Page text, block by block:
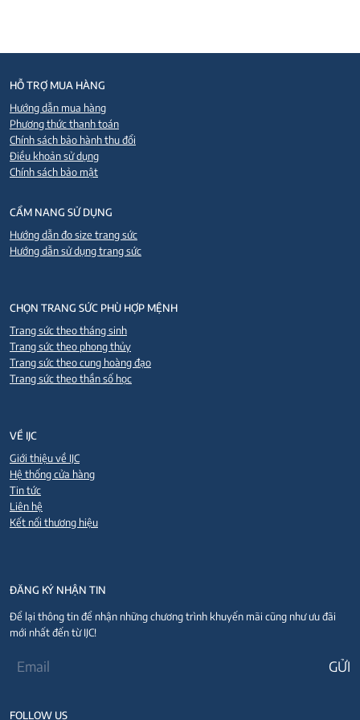
HỖ TRỢ MUA HÀNG
Hướng dẫn mua hàng
Phương thức thanh toán
Chính sách bảo hành thu đổi
Điều khoản sử dụng
Chính sách bảo mật
CẨM NANG SỬ DỤNG
Hướng dẫn đo size trang sức
Hướng dẫn sử dụng trang sức
CHỌN TRANG SỨC PHÙ HỢP MỆNH
Trang sức theo tháng sinh
Trang sức theo phong thủy
Trang sức theo cung hoàng đạo
Trang sức theo thần số học
VỀ IJC
Giới thiệu về IJC
Hệ thống cửa hàng
Tin tức
Liên hệ
Kết nối thương hiệu
ĐĂNG KÝ NHẬN TIN
Để lại thông tin để nhận những chương trình khuyến mãi cũng như ưu đãi
mới nhất đến từ IJC!
FOLLOW US